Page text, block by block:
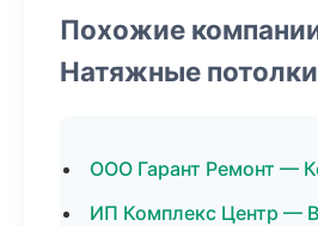
Похожие
Натяжные потолки
ООО Гарант Ремонт —
ИП Комплекс Центр —